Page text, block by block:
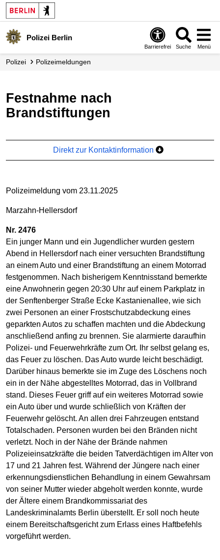
Polizei Berlin
Barrierefrei Suche Menü
Polizei Polizei­meldungen
Festnahme nach
Brandstiftungen
Direkt zur Kontaktinformation
Polizeimeldung vom 23.11.2025
Marzahn-Hellersdorf
Nr. 2476
Ein junger Mann und ein Jugendlicher wurden gestern
Abend in Hellersdorf nach einer versuchten Brandstiftung
an einem Auto und einer Brandstiftung an einem Motorrad
festgenommen. Nach bisherigem Kenntnisstand bemerkte
eine Anwohnerin gegen 20:30 Uhr auf einem Parkplatz in
der Senftenberger Straße Ecke Kastanienallee, wie sich
zwei Personen an einer Frostschutzabdeckung eines
geparkten Autos zu schaffen machten und die Abdeckung
anschließend anfing zu brennen. Sie alarmierte daraufhin
Polizei- und Feuerwehrkräfte zum Ort. Ihr selbst gelang es,
das Feuer zu löschen. Das Auto wurde leicht beschädigt.
Darüber hinaus bemerkte sie im Zuge des Löschens noch
ein in der Nähe abgestelltes Motorrad, das in Vollbrand
stand. Dieses Feuer griff auf ein weiteres Motorrad sowie
ein Auto über und wurde schließlich von Kräften der
Feuerwehr gelöscht. An allen drei Fahrzeugen entstand
Totalschaden. Personen wurden bei den Bränden nicht
verletzt. Noch in der Nähe der Brände nahmen
Polizeieinsatzkräfte die beiden Tatverdächtigen im Alter von
17 und 21 Jahren fest. Während der Jüngere nach einer
erkennungsdienstlichen Behandlung in einem Gewahrsam
von seiner Mutter wieder abgeholt werden konnte, wurde
der Ältere einem Brandkommissariat des
Landeskriminalamts Berlin überstellt. Er soll noch heute
einem Bereitschaftsgericht zum Erlass eines Haftbefehls
vorgeführt werden.